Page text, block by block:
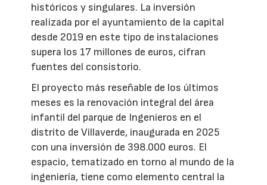
históricos y singulares. La inversión
realizada por el ayuntamiento de la capital
desde 2019 en este tipo de instalaciones
supera los 17 millones de euros, cifran
fuentes del consistorio.
El proyecto más reseñable de los últimos
meses es la renovación integral del área
infantil del parque de Ingenieros en el
distrito de Villaverde, inaugurada en 2025
con una inversión de 398.000 euros. El
espacio, tematizado en torno al mundo de la
ingeniería, tiene como elemento central la